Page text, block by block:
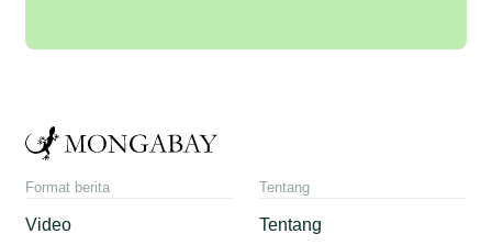
Format berita
Video
Tentang
Tentang